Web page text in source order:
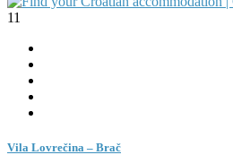
11
Vila Lovrečina – Brač